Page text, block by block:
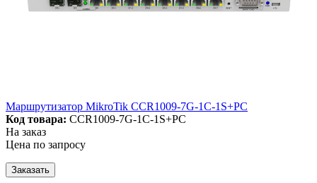
Маршрутизатор MikroTik CCR1009-7G-1C-1S+PC
Код товара: CCR1009-7G-1C-1S+PC
На заказ
Цена по запросу
Заказать